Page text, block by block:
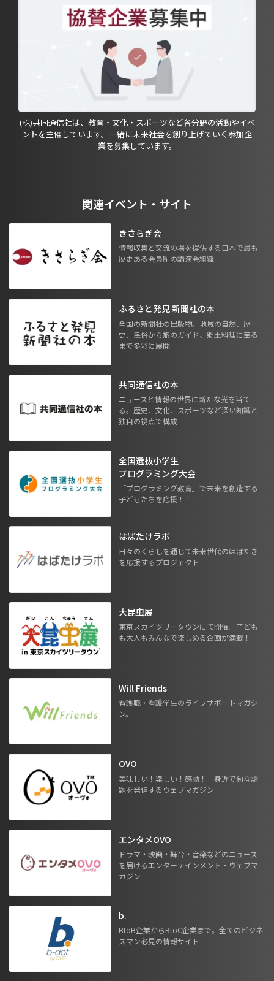
(株)共同通信社は、教育・文化・スポーツなど各分野の活動やイベ
ントを主催しています。一緒に未来社会を創り上げていく参加企
業を募集しています。
関連イベント・サイト
きさらぎ会
情報収集と交流の場を提供する日本で最も
歴史ある会員制の講演会組織
ふるさと発見 新聞社の本
全国の新聞社の出版物。地域の自然、歴
史、民俗から旅のガイド、郷土料理に至る
まで多彩に展開
共同通信社の本
ニュースと情報の世界に新たな光を当て
る。歴史、文化、スポーツなど深い知識と
独自の視点で構成
全国選抜小学生
プログラミング大会
「プログラミング教育」で未来を創造する
子どもたちを応援！！
はばたけラボ
日々のくらしを通じて未来世代のはばたき
を応援するプロジェクト
大昆虫展
東京スカイツリータウンにて開催。子ども
も大人もみんなで楽しめる企画が満載！
Will Friends
看護職・看護学生のライフサポートマガジ
ン。
OVO
美味しい！楽しい！感動！ 身近で旬な話
題を発信するウェブマガジン
エンタメOVO
ドラマ・映画・舞台・音楽などのニュース
を届けるエンターテインメント・ウェブマ
ガジン
b.
BtoB企業からBtoC企業まで。全てのビジネ
スマン必見の情報サイト